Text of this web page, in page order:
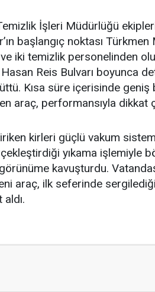
İşleri Müdürlüğü
başlangıç noktası Türkmen
iki temizlik personelinden
Reis Bulvarı boyunca
Kısa süre içerisinde geniş
araç, performansıyla dikkat
kirleri güçlü vakum
yıkama işlemiyle
kavuşturdu.
araç, ilk seferinde sergilediği